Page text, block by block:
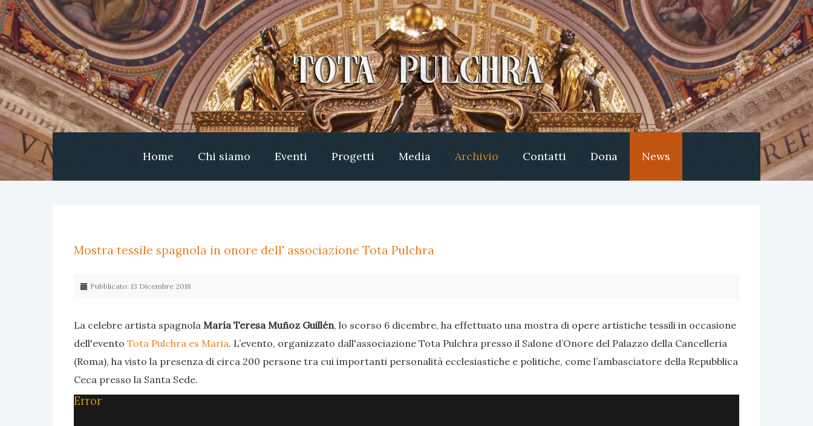
Home Chi siamo Eventi Progetti Media Archivio Contatti Dona News
Mostra tessile spagnola in onore dell' associazione Tota Pulchra
Pubblicato: 13 Dicembre 2018
La celebre artista spagnola María Teresa Muñoz Guillén, lo scorso 6 dicembre, ha effettuato una mostra di opere artistiche tessili in occasione
dell'evento Tota Pulchra es Maria. L’evento, organizzato dall'associazione Tota Pulchra presso il Salone d’Onore del Palazzo della Cancelleria
(Roma), ha visto la presenza di circa 200 persone tra cui importanti personalità ecclesiastiche e politiche, come l’ambasciatore della Repubblica
Ceca presso la Santa Sede.
Error